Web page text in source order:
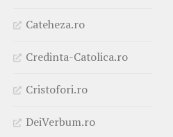
Cateheza.ro
Credinta-Catolica.ro
Cristofori.ro
DeiVerbum.ro